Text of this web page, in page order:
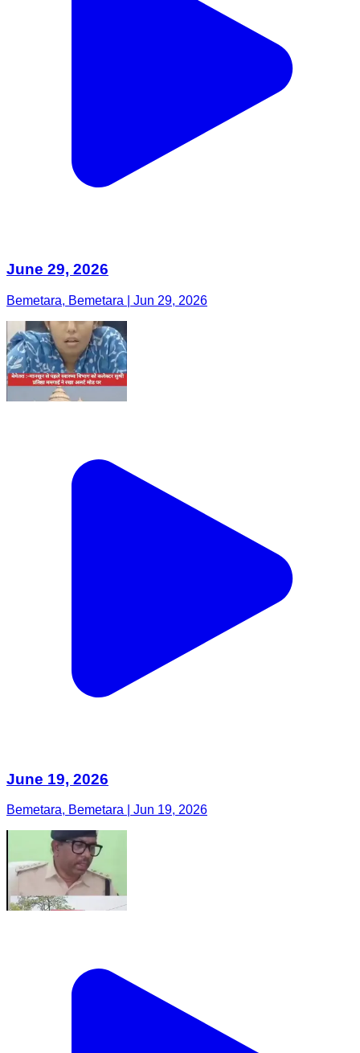
June 29, 2026
Bemetara, Bemetara | Jun 29, 2026
June 19, 2026
Bemetara, Bemetara | Jun 19, 2026